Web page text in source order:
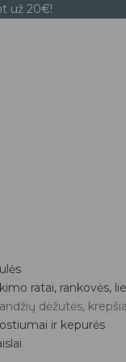
už 20€!
ratai, rankovės,
dėžutės,
ir kepurės